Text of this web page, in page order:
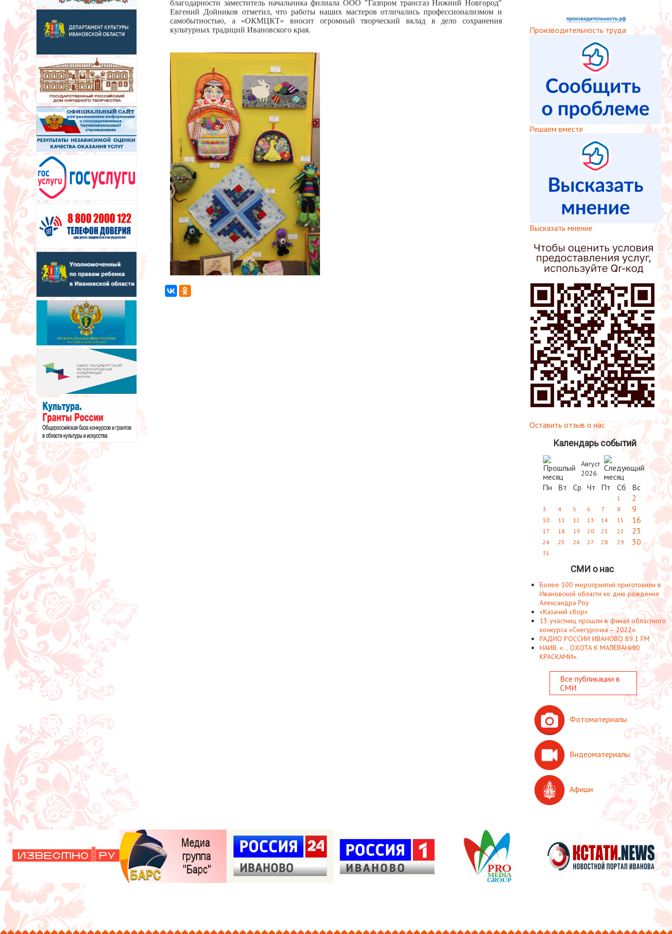
благодарности заместитель начальника филиала ООО "Газпром трансгаз Нижний Новгород"
Евгений Дойников отметил, что работы наших мастеров отличались профессионализмом и
самобытностью, а «ОКМЦКТ» вносит огромный творческий вклад в дело сохранения
культурных традиций Ивановского края.
Производительность труда
Решаем вместе
Высказать мнение
Оставить отзыв о нас
Календарь событий
Август
2026
Пн Вт Ср Чт Пт Сб Вс
1 2
3 4 5 6 7 8 9
10 11 12 13 14 15 16
17 18 19 20 21 22 23
24 25 26 27 28 29 30
31
СМИ о нас
Более 100 мероприятий приготовили в
Ивановской области ко дню рождения
Александра Роу
«Казачий сбор»
13 участниц прошли в финал областного
конкурса «Снегурочка – 2022»
РАДИО РОССИИ ИВАНОВО 89.1 FM
НАИВ. «... ОХОТА К МАЛЕВАНИЮ
КРАСКАМИ».
Все публикации в
СМИ
Фотоматериалы
Видеоматериалы
Афиши